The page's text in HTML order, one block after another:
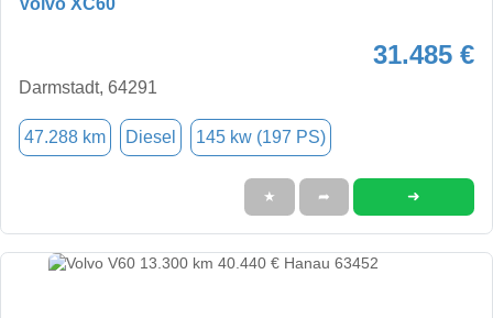
31.485 €
Darmstadt, 64291
47.288 km Diesel 145 kw (197 PS)
★ ➦ ➜